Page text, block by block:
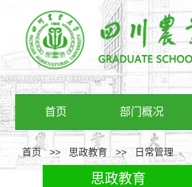
首页 部门概况
首页>> 思政教育 >> 日常管理
思政教育